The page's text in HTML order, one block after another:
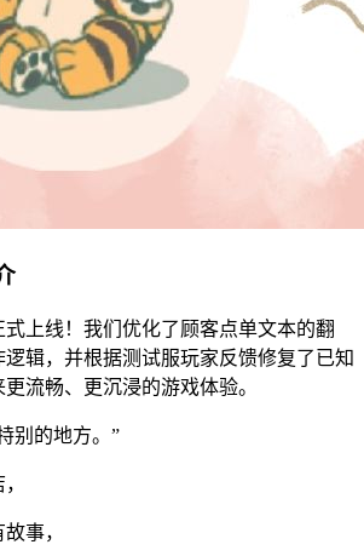
式上线！我们优化了顾客点单文本的翻
辑，并根据测试服玩家反馈修复了已知
流畅、更沉浸的游戏体验。
别的地方。”
事，